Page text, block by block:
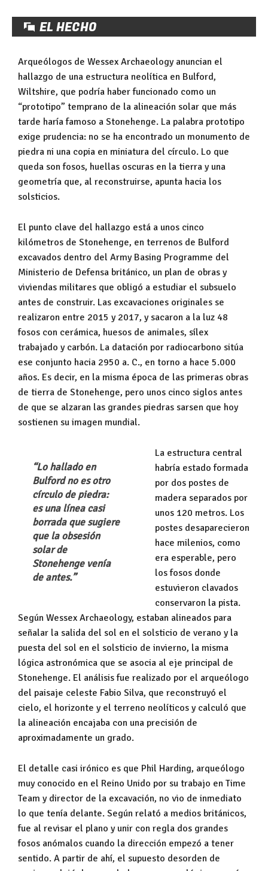
EL HECHO
Arqueólogos de Wessex Archaeology anuncian el
hallazgo de una estructura neolítica en Bulford,
Wiltshire, que podría haber funcionado como un
“prototipo” temprano de la alineación solar que más
tarde haría famoso a Stonehenge. La palabra prototipo
exige prudencia: no se ha encontrado un monumento de
piedra ni una copia en miniatura del círculo. Lo que
queda son fosos, huellas oscuras en la tierra y una
geometría que, al reconstruirse, apunta hacia los
solsticios.
El punto clave del hallazgo está a unos cinco
kilómetros de Stonehenge, en terrenos de Bulford
excavados dentro del Army Basing Programme del
Ministerio de Defensa británico, un plan de obras y
viviendas militares que obligó a estudiar el subsuelo
antes de construir. Las excavaciones originales se
realizaron entre 2015 y 2017, y sacaron a la luz 48
fosos con cerámica, huesos de animales, sílex
trabajado y carbón. La datación por radiocarbono sitúa
ese conjunto hacia 2950 a. C., en torno a hace 5.000
años. Es decir, en la misma época de las primeras obras
de tierra de Stonehenge, pero unos cinco siglos antes
de que se alzaran las grandes piedras sarsen que hoy
sostienen su imagen mundial.
“Lo hallado en
Bulford no es otro
círculo de piedra:
es una línea casi
borrada que sugiere
que la obsesión
solar de
Stonehenge venía
de antes.”
La estructura central
habría estado formada
por dos postes de
madera separados por
unos 120 metros. Los
postes desaparecieron
hace milenios, como
era esperable, pero
los fosos donde
estuvieron clavados
conservaron la pista.
Según Wessex Archaeology, estaban alineados para
señalar la salida del sol en el solsticio de verano y la
puesta del sol en el solsticio de invierno, la misma
lógica astronómica que se asocia al eje principal de
Stonehenge. El análisis fue realizado por el arqueólogo
del paisaje celeste Fabio Silva, que reconstruyó el
cielo, el horizonte y el terreno neolíticos y calculó que
la alineación encajaba con una precisión de
aproximadamente un grado.
El detalle casi irónico es que Phil Harding, arqueólogo
muy conocido en el Reino Unido por su trabajo en Time
Team y director de la excavación, no vio de inmediato
lo que tenía delante. Según relató a medios británicos,
fue al revisar el plano y unir con regla dos grandes
fosos anómalos cuando la dirección empezó a tener
sentido. A partir de ahí, el supuesto desorden de